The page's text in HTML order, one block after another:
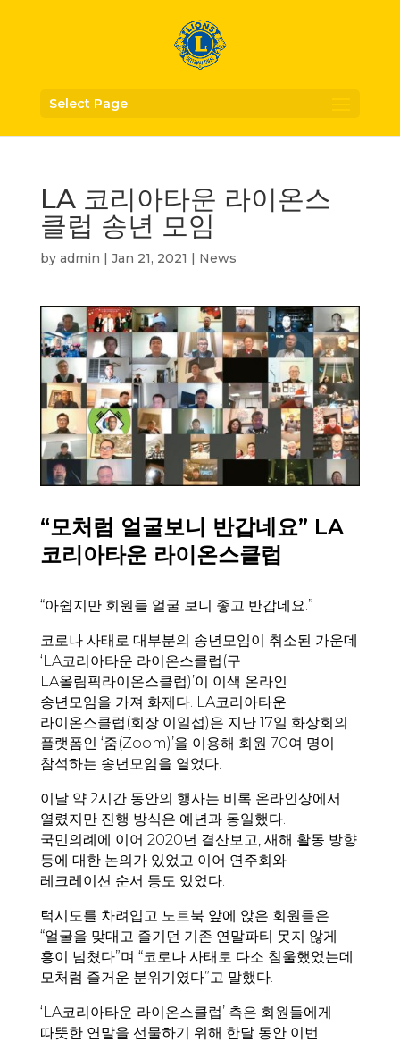
Select Page
LA 코리아타운 라이온스
클럽 송년 모임
by admin | Jan 21, 2021 | News
“모처럼 얼굴보니 반갑네요” LA
코리아타운 라이온스클럽
“아쉽지만 회원들 얼굴 보니 좋고 반갑네요.”
코로나 사태로 대부분의 송년모임이 취소된 가운데
‘LA코리아타운 라이온스클럽(구
LA올림픽라이온스클럽)’이 이색 온라인
송년모임을 가져 화제다. LA코리아타운
라이온스클럽(회장 이일섭)은 지난 17일 화상회의
플랫폼인 ‘줌(Zoom)’을 이용해 회원 70여 명이
참석하는 송년모임을 열었다.
이날 약 2시간 동안의 행사는 비록 온라인상에서
열렸지만 진행 방식은 예년과 동일했다.
국민의례에 이어 2020년 결산보고, 새해 활동 방향
등에 대한 논의가 있었고 이어 연주회와
레크레이션 순서 등도 있었다.
턱시도를 차려입고 노트북 앞에 앉은 회원들은
“얼굴을 맞대고 즐기던 기존 연말파티 못지 않게
흥이 넘쳤다”며 “코로나 사태로 다소 침울했었는데
모처럼 즐거운 분위기였다”고 말했다.
‘LA코리아타운 라이온스클럽’ 측은 회원들에게
따뜻한 연말을 선물하기 위해 한달 동안 이번